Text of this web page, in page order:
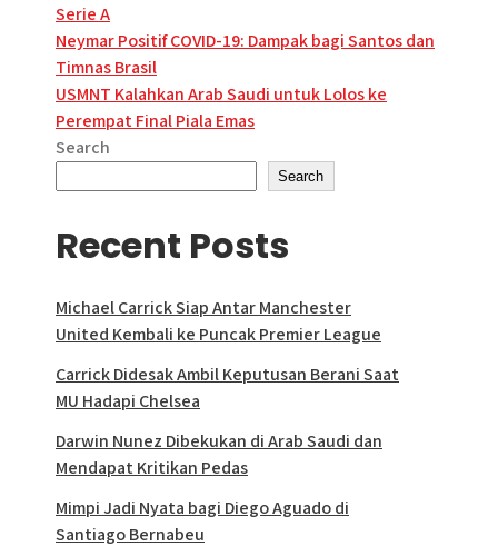
Serie A
Post
navigation
Neymar Positif COVID-19: Dampak bagi Santos dan
Timnas Brasil
USMNT Kalahkan Arab Saudi untuk Lolos ke
Perempat Final Piala Emas
Search
Search
Recent Posts
Michael Carrick Siap Antar Manchester
United Kembali ke Puncak Premier League
Carrick Didesak Ambil Keputusan Berani Saat
MU Hadapi Chelsea
Darwin Nunez Dibekukan di Arab Saudi dan
Mendapat Kritikan Pedas
Mimpi Jadi Nyata bagi Diego Aguado di
Santiago Bernabeu